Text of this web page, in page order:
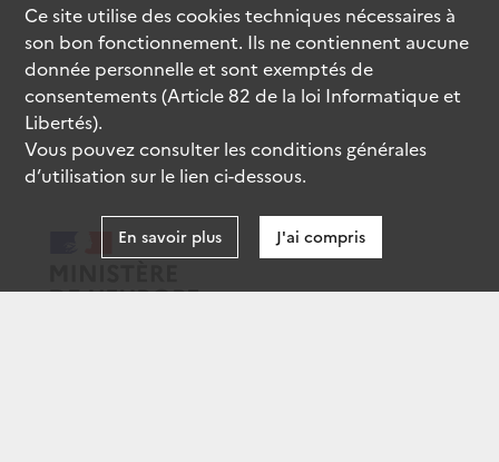
Ce site utilise descookiestechniques nécessaires à
son bon fonctionnement. Ils ne contiennent aucune
donnée personnelle et sont exemptés de
consentements (Article 82 de la loi Informatique et
Libertés).
Vous pouvez consulter les conditions générales
d’utilisation sur le lien ci-dessous.
En savoir plus J'ai compris